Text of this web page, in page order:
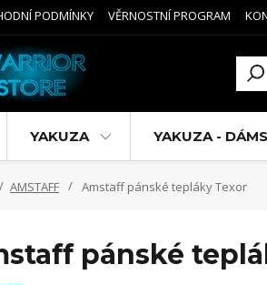
PODMÍNKY VĚRNOSTNÍ PROGRAM
YAKUZA YAKUZA -
AMSTAFF Amstaff pánské tepláky Texor
pánské